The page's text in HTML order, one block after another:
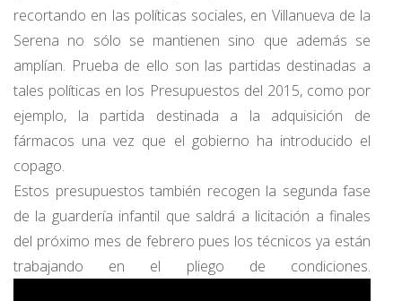
recortando en las políticas sociales, en Villanueva de la
Serena no sólo se mantienen sino que además se
amplían. Prueba de ello son las partidas destinadas a
tales políticas en los Presupuestos del 2015, como por
ejemplo, la partida destinada a la adquisición de
fármacos una vez que el gobierno ha introducido el
copago.
Estos presupuestos también recogen la segunda fase
de la guardería infantil que saldrá a licitación a finales
del próximo mes de febrero pues los técnicos ya están
trabajando en el pliego de condiciones.